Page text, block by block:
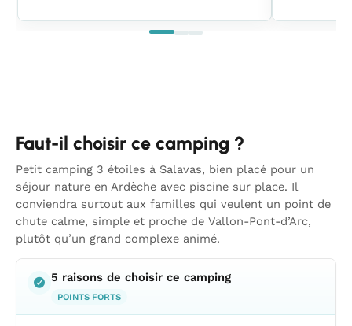
Faut-il choisir ce camping ?
Petit camping 3 étoiles à Salavas, bien placé pour un
séjour nature en Ardèche avec piscine sur place. Il
conviendra surtout aux familles qui veulent un point de
chute calme, simple et proche de Vallon-Pont-d’Arc,
plutôt qu’un grand complexe animé.
5 raisons de choisir ce camping
POINTS FORTS